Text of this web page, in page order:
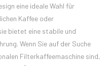
eine ideale Wahl für
Kaffee oder
bietet eine stabile und
Wenn Sie auf der Suche
Filterkaffeemaschine sind,